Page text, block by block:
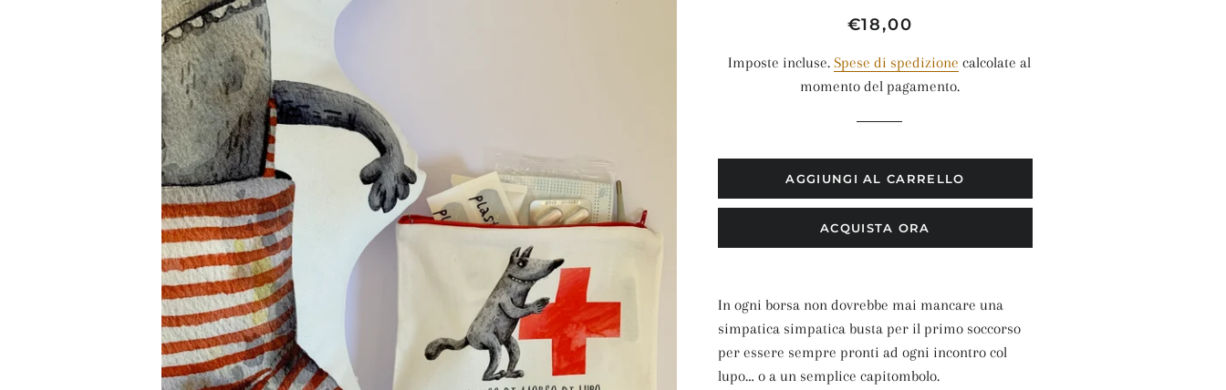
Prezzo
listino
Prezzo
€18,00
Imposte incluse.Spese di spedizione calcolate al
momento del pagamento.
AGGIUNGI AL CARRELLO
ACQUISTA ORA
In ogni borsa non dovrebbe mai mancare una
simpatica simpatica busta per il primo soccorso
per essere sempre pronti ad ogni incontro col
lupo… o a un semplice capitombolo.